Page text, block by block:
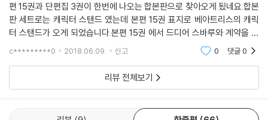
편 15권과 단편집 3권이 한번에 나오는 합본판으로 찾아오게 됬네요.합본
판 세트로는 캐릭터 스탠드 였는데 본편 15권 표지로 베아트리스의 캐릭
터 스탠드가 오게 되었습니다.본편 15권 에서 드디어 스바루와 계약을 한
베아트리스가 매우 돋보여 보인다고 생각이 되네요.이번엔 단편집이였으
c*********0 2018.06.09. 신고 0 댓글0
리뷰 전체보기